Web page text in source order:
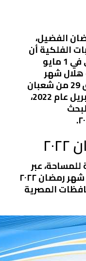
الفضيل،
الفلكية أن
يبدأ يوم 2 أبريل 2022، وينتهي في 1 مايو
هلال شهر
رمضان 2022، الجمعة الموافق 29 من شعبان
لعام 1443 هجريًا الموافق 1 أبريل عام 2022،
عبر
موقعها الإلكتروني إمساكية شهر رمضان ٢٠٢٢
المصرية